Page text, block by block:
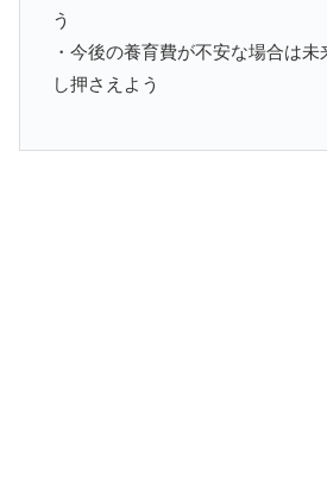
う
・今後の養育費が不安な場合は
し押さえよう